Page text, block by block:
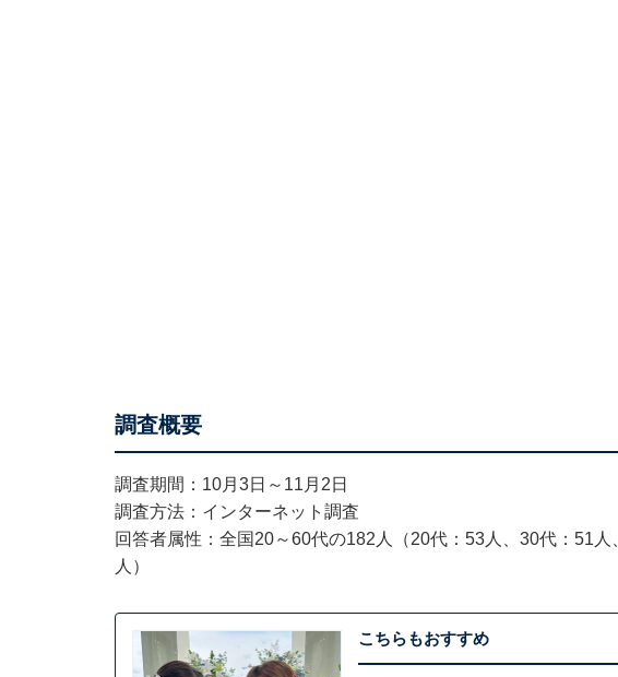
調査概要
調査期間：10月3日～11月2日
調査方法：インターネット調査
回答者属性：全国20～60代の182人（20代：53人、30代：51
人）
こちらもおすすめ